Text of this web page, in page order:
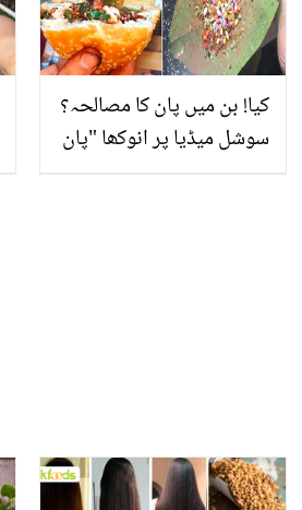
کیا! بن میں پان کا مصالحہ؟
سوشل میڈیا پر انوکھا "پان